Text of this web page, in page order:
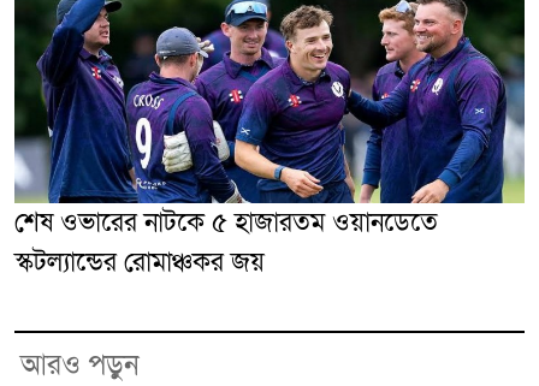
শেষ ওভারের নাটকে ৫ হাজারতম ওয়ানডেতে
স্কটল্যান্ডের রোমাঞ্চকর জয়
আরও পড়ুন